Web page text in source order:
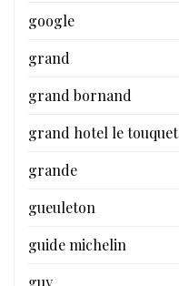
google
grand
grand bornand
grand hotel le touquet
grande
gueuleton
guide michelin
guy